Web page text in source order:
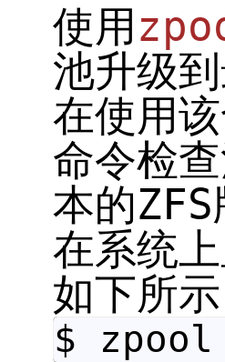
使用
池升级到
在使用
命令检
本的
在系统
如下所示
$